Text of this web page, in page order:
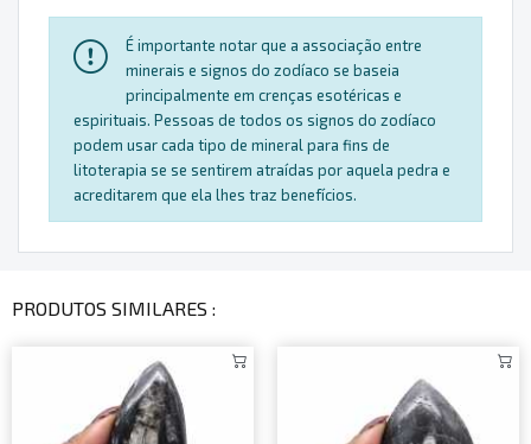
É importante notar que a associação entre
minerais e signos do zodíaco se baseia
principalmente em crenças esotéricas e
espirituais. Pessoas de todos os signos do zodíaco
podem usar cada tipo de mineral para fins de
litoterapia se se sentirem atraídas por aquela pedra e
acreditarem que ela lhes traz benefícios.
PRODUTOS SIMILARES :